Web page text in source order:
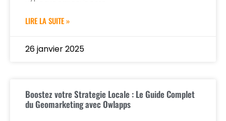
LIRE LA SUITE »
26 janvier 2025
Boostez votre Strategie Locale : Le Guide Complet
du Geomarketing avec Owlapps